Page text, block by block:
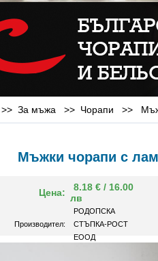
>> За мъжа >> Чорапи >>
Мъжки чорапи с
Цена:
8.18 € / 16.00
лв
Производител:
РОДОПСКА
СТЪПКА-РОСТ
ЕООД